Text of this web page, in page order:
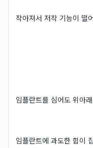
작아져서 저작 기능이 떨
임플란트를 심어도 위아
임플란트에 과도한 힘이